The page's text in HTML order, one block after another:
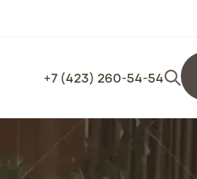
+7 (423) 260-54-54